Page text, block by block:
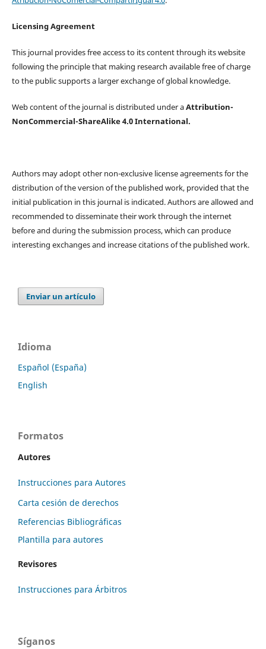
Licensing Agreement
This journal provides free access to its content through its website
following the principle that making research available free of charge
to the public supports a larger exchange of global knowledge.
Web content of the journal is distributed under aAttribution-
NonCommercial-ShareAlike 4.0 International.
Authors may adopt other non-exclusive license agreements for the
distribution of the version of the published work, provided that the
initial publication in this journal is indicated. Authors are allowed and
recommended to disseminate their work through the internet
before and during the submission process, which can produce
interesting exchanges and increase citations of the published work.
Enviar un artículo
Idioma
Español (España)
English
Formatos
Autores
Instrucciones para Autores
Carta cesión de derechos
Referencias Bibliográficas
Plantilla para autores
Revisores
Instrucciones para Árbitros
Síganos